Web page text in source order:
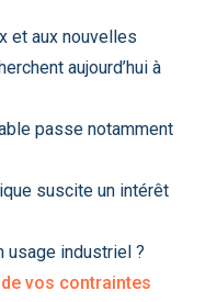
et aux nouvelles
aujourd’hui à
passe notamment
suscite un intérêt
usage industriel ?
vos contraintes